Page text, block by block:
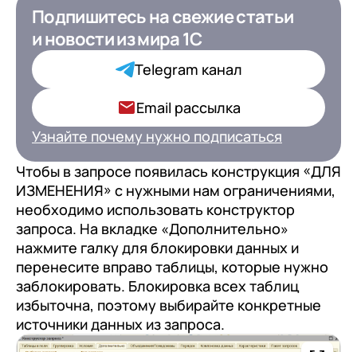
Подпишитесь на свежие статьи
и новостииз мира 1С
Telegram канал
Email рассылка
Узнайте почему нужно подписаться
Подпишитесь на свежие статьи
и новостииз мира 1С для ИТ-
Директоров
Подписаться
на обработку персональных
данных
Чтобы в запросе появилась конструкция «ДЛЯ
ИЗМЕНЕНИЯ» с нужными нам ограничениями,
необходимо использовать конструктор
запроса. На вкладке «Дополнительно»
нажмите галку для блокировки данных и
перенесите вправо таблицы, которые нужно
заблокировать. Блокировка всех таблиц
избыточна, поэтому выбирайте конкретные
источники данных из запроса.